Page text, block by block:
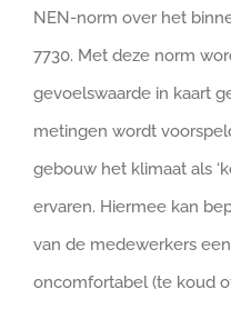
NEN-norm over het
7730. Met deze norm
gevoelswaarde in kaart
metingen wordt
gebouw het klimaat als
ervaren. Hiermee kan
van de medewerkers
oncomfortabel (te koud